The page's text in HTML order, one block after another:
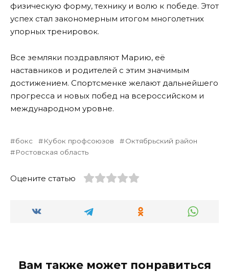
физическую форму, технику и волю к победе. Этот
успех стал закономерным итогом многолетних
упорных тренировок.
Все земляки поздравляют Марию, её
наставников и родителей с этим значимым
достижением. Спортсменке желают дальнейшего
прогресса и новых побед на всероссийском и
международном уровне.
бокс Кубок профсоюзов
Октябрьский район
Ростовская область
Оцените статью
Вам также может понравиться